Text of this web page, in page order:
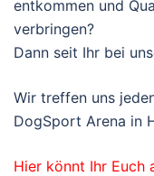
entkommen und
verbringen?
Dann seit Ihr bei
Wir treffen uns
DogSport Arena in
Hier könnt Ihr Euch